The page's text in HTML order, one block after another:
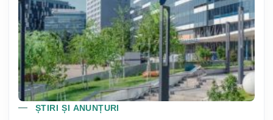
ȘTIRI ȘI ANUNȚURI